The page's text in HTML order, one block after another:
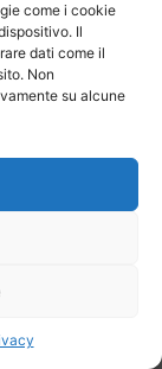
come i cookie
Il
dati come il
Non
su alcune